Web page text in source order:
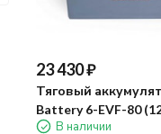
23 430₽
Тяговый
Battery 6-EVF-80
В наличии